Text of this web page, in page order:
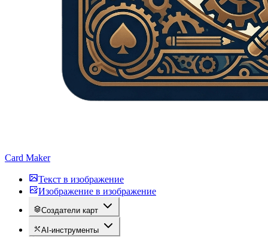
Card Maker
Текст в изображение
Изображение в изображение
Создатели карт
AI-инструменты